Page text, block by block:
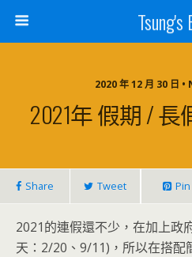
Tsung's
2020 年 12 月 30 日
2021年 假期 /
Share Tweet Pin
2021的連假還不少，在加上政
天：2/20、9/11)，所以在搭配